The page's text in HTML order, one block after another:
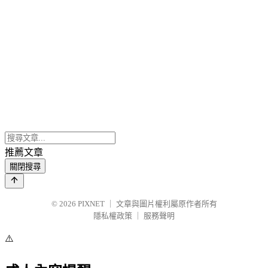
推薦文章
關閉搜尋
© 2026 PIXNET
文章與圖片權利屬原作者所有
隱私權政策
服務聲明
⚠️